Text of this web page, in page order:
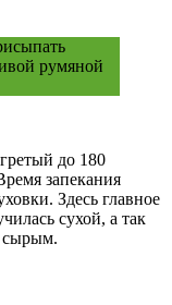
румяной
до 180
запекания
Здесь главное
сухой, а так
сырым.